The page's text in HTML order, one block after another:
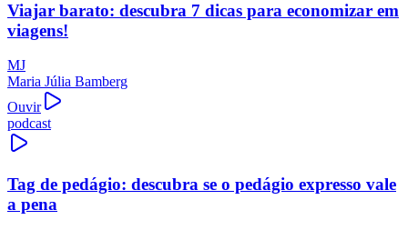
Viajar barato: descubra 7 dicas para economizar em
viagens!
MJ
Maria Júlia Bamberg
Ouvir
podcast
Tag de pedágio: descubra se o pedágio expresso vale
a pena